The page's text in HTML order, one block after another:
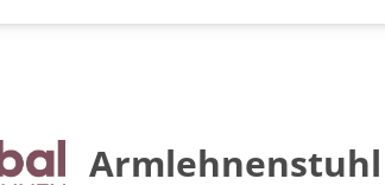
Armlehnenstuhl